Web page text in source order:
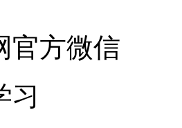
官方微信
习